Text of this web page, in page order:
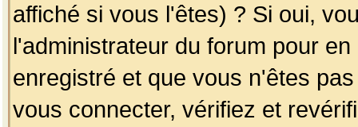
affiché si vous l'êtes) ? Si oui,
l'administrateur du forum pour
enregistré et que vous n'êtes
vous connecter, vérifiez et